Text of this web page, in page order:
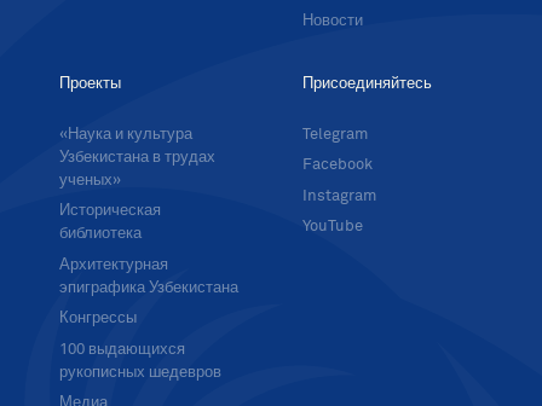
Новости
Проекты
«Наука и культура
Узбекистана в трудах
ученых»
Историческая
библиотека
Архитектурная
эпиграфика Узбекистана
Конгрессы
100 выдающихся
рукописных шедевров
Присоединяйтесь
Telegram
Facebook
Instagram
YouTube